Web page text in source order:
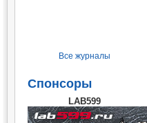
Все журналы
Спонсоры
LAB599